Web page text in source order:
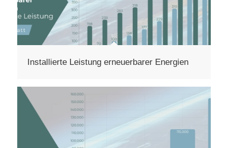
Installierte Leistung erneuerbarer Energien